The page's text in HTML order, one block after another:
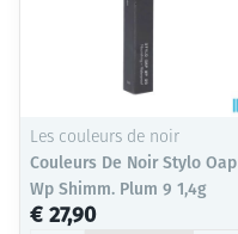
Les couleurs de noir
Couleurs De Noir Stylo Oap
Wp Shimm. Plum 9 1,4g
€ 27,90